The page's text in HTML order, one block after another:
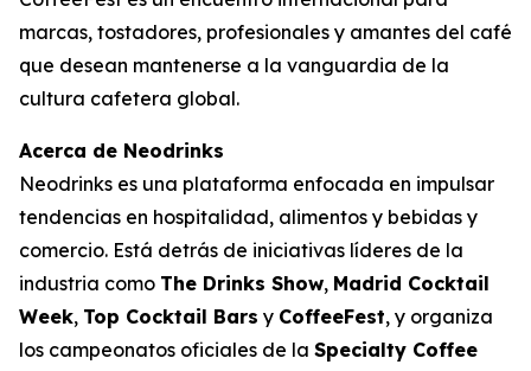
marcas, tostadores, profesionales y amantes del café
que desean mantenerse a la vanguardia de la
cultura cafetera global.
Acerca de Neodrinks
Neodrinks es una plataforma enfocada en impulsar
tendencias en hospitalidad, alimentos y bebidas y
comercio. Está detrás de iniciativas líderes de la
industria como The Drinks Show, Madrid Cocktail
Week, Top Cocktail Bars y CoffeeFest, y organiza
los campeonatos oficiales de la Specialty Coffee